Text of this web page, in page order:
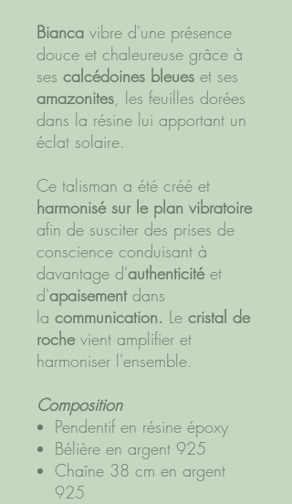
Bianca vibre d'une présence
douce et chaleureuse grâce à
ses calcédoines bleues et ses
amazonites, les feuilles dorées
dans la résine lui apportant un
éclat solaire.
Ce talisman a été créé et
harmonisé sur le plan vibratoire
afin de susciter des prises de
conscience conduisant à
davantage d'authenticité et
d'apaisementdans
la communication. Le cristal de
roche vient amplifier et
harmoniser l'ensemble.
Composition
Pendentif en résine époxy
Bélière en argent 925
Chaîne 38 cm en argent
925